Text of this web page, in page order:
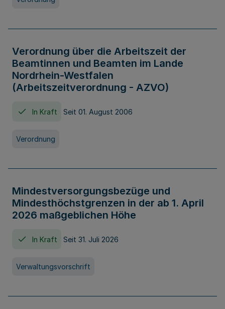
Verordnung über die Arbeitszeit der
Beamtinnen und Beamten im Lande
Nordrhein-Westfalen
(Arbeitszeitverordnung - AZVO)
In Kraft Seit 01. August 2006
Verordnung
Mindestversorgungsbezüge und
Mindesthöchstgrenzen in der ab 1. April
2026 maßgeblichen Höhe
In Kraft Seit 31. Juli 2026
Verwaltungsvorschrift